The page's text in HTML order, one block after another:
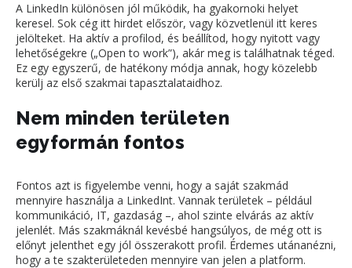
A LinkedIn különösen jól működik, ha gyakornoki helyet
keresel. Sok cég itt hirdet először, vagy közvetlenül itt keres
jelölteket. Ha aktív a profilod, és beállítod, hogy nyitott vagy
lehetőségekre („Open to work”), akár meg is találhatnak téged.
Ez egy egyszerű, de hatékony módja annak, hogy közelebb
kerülj az első szakmai tapasztalataidhoz.
Nem minden területen
egyformán fontos
Fontos azt is figyelembe venni, hogy a saját szakmád
mennyire használja a LinkedInt. Vannak területek – például
kommunikáció, IT, gazdaság –, ahol szinte elvárás az aktív
jelenlét. Más szakmáknál kevésbé hangsúlyos, de még ott is
előnyt jelenthet egy jól összerakott profil. Érdemes utánanézni,
hogy a te szakterületeden mennyire van jelen a platform.